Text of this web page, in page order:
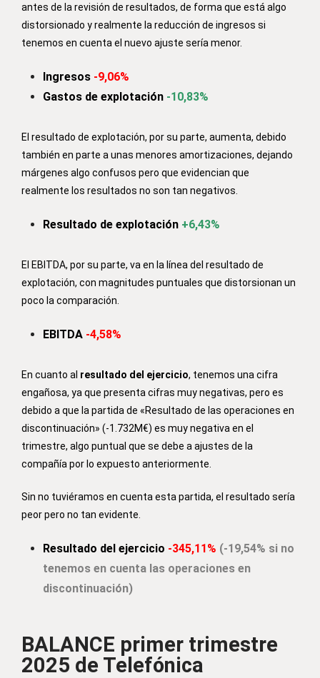
antes de la revisión de resultados, de forma que está algo
distorsionado y realmente la reducción de ingresos si
tenemos en cuenta el nuevo ajuste sería menor.
Ingresos -9,06%
Gastos de explotación -10,83%
El resultado de explotación, por su parte, aumenta, debido
también en parte a unas menores amortizaciones, dejando
márgenes algo confusos pero que evidencian que
realmente los resultados no son tan negativos.
Resultado de explotación +6,43%
El EBITDA, por su parte, va en la línea del resultado de
explotación, con magnitudes puntuales que distorsionan un
poco la comparación.
EBITDA -4,58%
En cuanto al resultado del ejercicio, tenemos una cifra
engañosa, ya que presenta cifras muy negativas, pero es
debido a que la partida de «Resultado de las operaciones en
discontinuación» (-1.732M€) es muy negativa en el
trimestre, algo puntual que se debe a ajustes de la
compañía por lo expuesto anteriormente.
Sin no tuviéramos en cuenta esta partida, el resultado sería
peor pero no tan evidente.
Resultado del ejercicio -345,11% (-19,54% si no
tenemos en cuenta las operaciones en
discontinuación)
BALANCE primer trimestre
2025 de Telefónica